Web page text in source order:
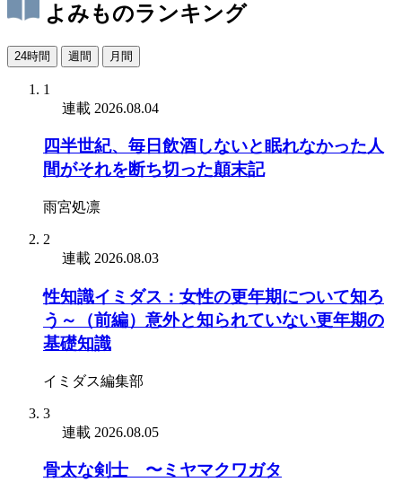
よみものランキング
24時間 週間 月間
1
連載 2026.08.04
四半世紀、毎日飲酒しないと眠れなかった人
間がそれを断ち切った顛末記
雨宮処凛
2
連載 2026.08.03
性知識イミダス：女性の更年期について知ろ
う～（前編）意外と知られていない更年期の
基礎知識
イミダス編集部
3
連載 2026.08.05
骨太な剣士 〜ミヤマクワガタ